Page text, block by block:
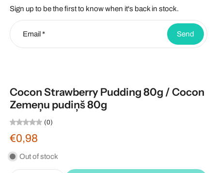
Sign up to be the first to know when it's back in stock.
Email * Send
Cocon Strawberry Pudding 80g / Cocon
Zemeņu pudiņš 80g
(0)
€0,98
Out of stock